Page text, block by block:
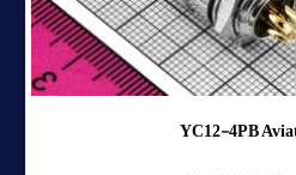
YC12-4PB